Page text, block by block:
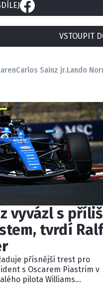
VSTOUPIT
Carlos Sainz jr.Lando
vyvázl s příliš
tvrdí Ralf
přísnější trest pro
s Oscarem Piastrim v
pilota Williams